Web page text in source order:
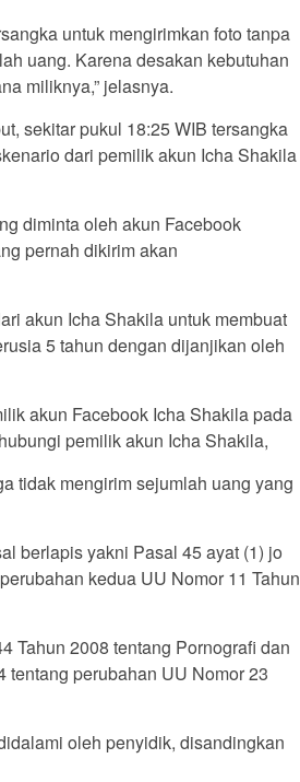
untuk mengirimkan foto tanpa
uang. Karena desakan kebutuhan
miliknya,” jelasnya.
sekitar pukul 18:25 WIB tersangka
dari pemilik akun Icha Shakila
diminta oleh akun Facebook
pernah dikirim akan
akun Icha Shakila untuk membuat
5 tahun dengan dijanjikan oleh
akun Facebook Icha Shakila pada
pemilik akun Icha Shakila,
tidak mengirim sejumlah uang yang
berlapis yakni Pasal 45 ayat (1) jo
kedua UU Nomor 11 Tahun
Tahun 2008 tentang Pornografi dan
perubahan UU Nomor 23
oleh penyidik, disandingkan